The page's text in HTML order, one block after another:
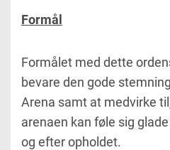
Formål
Formålet med dette
bevare den gode
Arena samt at medvirke
arenaen kan føle sig
og efter opholdet.